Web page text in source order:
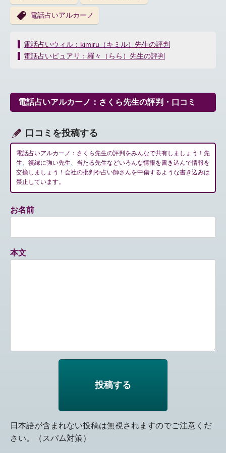
電話占いアルカーノ
投
稿
ー
シ
ン
電話占いウィル：kimiru（キミル）先生の評判
電話占いピュアリ：羅々（らら）先生の評判
電話占いアルカーノ：さくら先生の評判・口コミ
口コミを投稿する
電話占いアルカーノ：さくら先生の評判をみんなで共有しましょう！先
生、復縁に強い先生、当たる先生などいろんな情報を書き込んで情報を
交換しましょう！会社の批判や占い師さんを中傷するような書き込みは
禁止しています。
お名前
本文
日本語が含まれない投稿は無視されますのでご注意くだ
さい。（スパム対策）